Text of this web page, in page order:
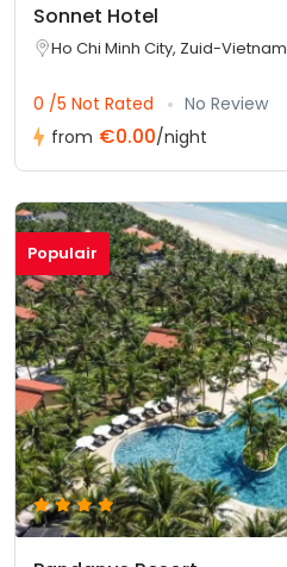
Sonnet Hotel
Ho Chi Minh City, Zuid-Vietnam
0 /5 Not Rated
No Review
from €0.00/night
Populair